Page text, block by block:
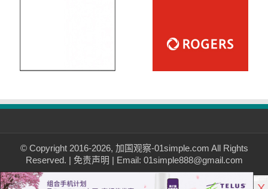
© Copyright 2016-2026, 加国观察-01simple.com All Rights
Reserved. | 免责声明 | Email: 01simple888@gmail.com